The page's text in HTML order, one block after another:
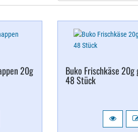
20g Buko Frischkäse
48 Stück